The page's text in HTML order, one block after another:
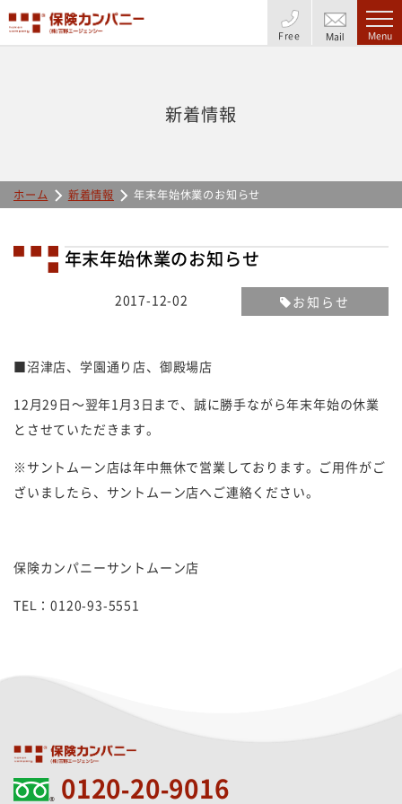
Free Mail Menu
新着情報
ホーム 新着情報 年末年始休業のお知らせ
年末年始休業のお知らせ
2017-12-02 お知らせ
■沼津店、学園通り店、御殿場店
12月29日～翌年1月3日まで、誠に勝手ながら年末年始の休業
とさせていただきます。
※サントムーン店は年中無休で営業しております。ご用件がご
ざいましたら、サントムーン店へご連絡ください。
保険カンパニーサントムーン店
TEL：0120-93-5551
0120-20-9016